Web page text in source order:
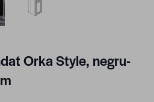
Orka Style, negru-